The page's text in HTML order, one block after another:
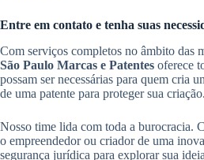
Entre em contato e tenha suas
Com serviços completos no âmbito das
São Paulo Marcas e Patentes oferece
possam ser necessárias para quem cria
de uma patente para proteger sua criação.
Nosso time lida com toda a burocracia.
o empreendedor ou criador de uma
segurança jurídica para explorar sua